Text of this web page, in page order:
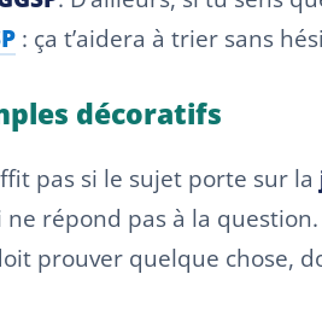
: ça t’aidera à trier sans
décoratifs
pas si le sujet porte sur la
répond pas à la
prouver quelque chose,